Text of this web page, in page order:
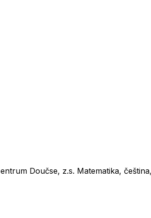
Doučse, z.s. Matematika,